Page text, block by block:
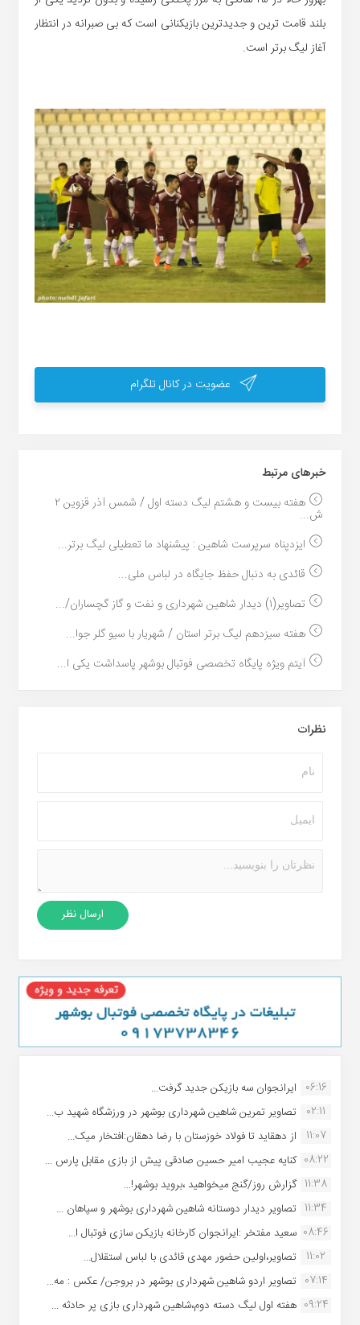
بلند قامت ترین و جدیدترین بازیکنانی است که بی صبرانه در انتظار
آغاز لیگ برتر است.
عضویت در کانال تلگرام
خبر‌های مرتبط
هفته بیست و هشتم لیگ دسته اول / شمس آذر قزوین ۲
ش...
ایزدپناه سرپرست شاهین : پیشنهاد ما تعطیلی لیگ برتر...
قائدی به دنبال حفظ جایگاه در لباس ملی...
تصاویر(۱) دیدار شاهین شهرداری و نفت و گاز گچساران/...
هفته سیزدهم لیگ برتر استان / شهریار با سیو گلر جوا...
آیتم ویژه پایگاه تخصصی فوتبال بوشهر پاسداشت یکی ا...
نظرات
06:16 ایرانجوان سه بازیکن جدید گرفت...
02:11
تصاویر تمرین شاهین شهردارى بوشهر در ورزشگاه شهید ب...
11:07
از دهقاید تا فولاد خوزستان با رضا دهقان:افتخار میک...
08:22 کنایه عجیب امیر حسین صادقی پیش از بازی مقابل پارس ...
11:38 گزارش روز/گنج میخواهید ،بروید بوشهر!...
11:34 تصاویر دیدار دوستانه شاهین شهردارى بوشهر و سپاهان ...
08:46 سعید مفتخر :ایرانجوان کارخانه بازیکن سازی فوتبال ا...
11:02
تصاویر،اولین حضور مهدی قائدی با لباس استقلال...
07:14 تصاویر اردو شاهین شهرداری بوشهر در بروجن/ عکس : مه...
09:24 هفته اول لیگ دسته دوم،شاهین شهرداری بازی پر حادثه ...